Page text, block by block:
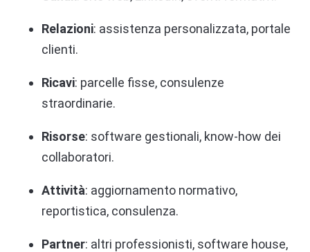
Relazioni: assistenza personalizzata, portale
clienti.
Ricavi: parcelle fisse, consulenze
straordinarie.
Risorse: software gestionali, know-how dei
collaboratori.
Attività: aggiornamento normativo,
reportistica, consulenza.
Partner: altri professionisti, software house,